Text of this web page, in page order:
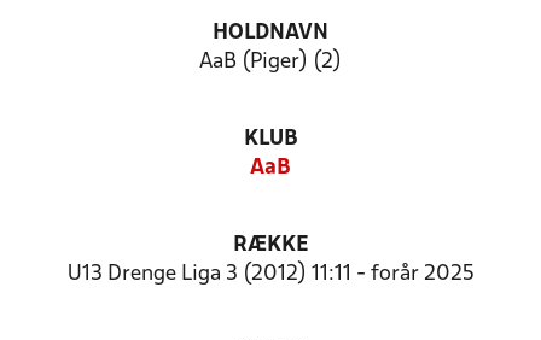
HOLDNAVN
AaB (Piger) (2)
KLUB
AaB
RÆKKE
U13 Drenge Liga 3 (2012) 11:11 - forår 2025